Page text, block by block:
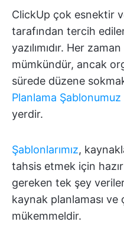
ClickUp çok esnektir
tarafından tercih
yazılımıdır. Her
mümkündür, ancak
sürede düzene
Planlama Şablonumuz
yerdir.
Şablonlarımız,
tahsis etmek için
gereken tek şey
kaynak planlaması ve
mükemmeldir.